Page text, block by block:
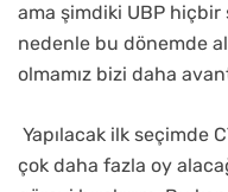
ama şimdiki UBP hiçbir
nedenle bu dönemde
olmamız bizi daha
Yapılacak ilk seçimde
çok daha fazla oy